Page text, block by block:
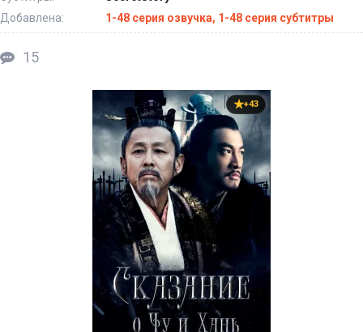
Добавлена:
1-48 серия озвучка, 1-48 серия субтитры
15
+43